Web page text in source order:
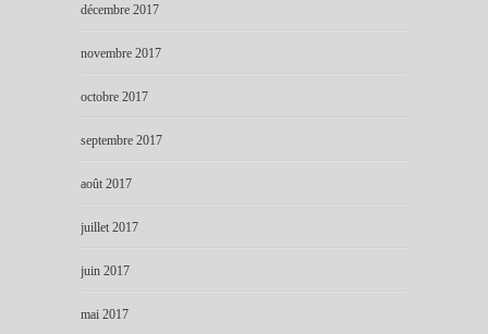
décembre 2017
novembre 2017
octobre 2017
septembre 2017
août 2017
juillet 2017
juin 2017
mai 2017